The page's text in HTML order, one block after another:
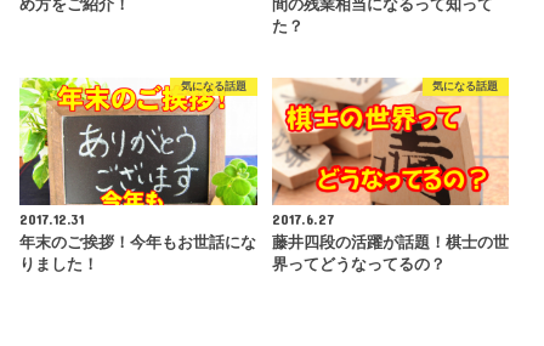
め方をご紹介！
間の残業相当になるって知って
た？
気になる話題
2017.12.31
年末のご挨拶！今年もお世話にな
りました！
気になる話題
2017.6.27
藤井四段の活躍が話題！棋士の世
界ってどうなってるの？